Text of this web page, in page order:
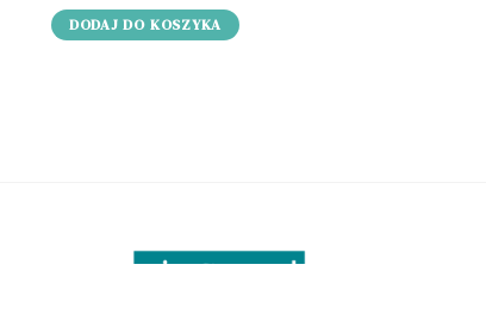
DODAJ DO KOSZYKA